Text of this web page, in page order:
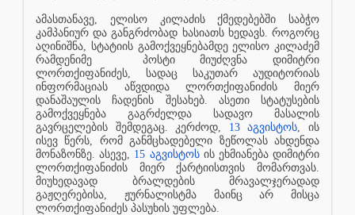
ამასთანავე, ელისო კილაძის ქმედებებში საბჭო
კამპანიურ და განგრძობად ხასიათს ხედავს. როგორც
აღინიშნა, სტატიის გამოქვეყნებამდე ელისო კილაძემ
რამდენიმე
პოსტი მიუძღვნა დიმიტრი
ლორთქიფანიძეს, სადაც საკუთარ აუდიტორიას
ინფორმაციას აწვდიდა ლორთქიფანიძის მიერ
დანაშაულის ჩადენის შესახებ. ასეთი სტატუსების
გამოქვეყნება გაგრძელდა სადავო მასალის
გავრცელების შემდეგაც. კერძოდ,
13 აგვისტოს , ის
ისევ წერს, რომ განმცხადებელი ზეწოლას ახდენდა
მონაზონზე. ასევე,
15 აგვისტოს ის ეხმიანება დიმიტრი
ლორთქიფანიძის მიერ ქარტიისთვის მომართვას.
მიუხედავად ბრალდების მრავალჯერადად
გაჟღერებისა, ჟურნალისტმა მაინც არ მისცა
ლორთქიფანიძეს პასუხის უფლება.